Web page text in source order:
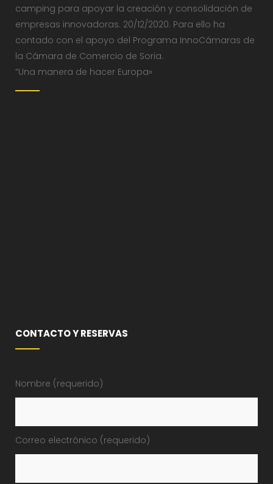
camping para apoyar la creación y consolidación de
empresas innovadoras. 20/12/2020. Para ello ha
contado con el apoyo del Programa InnoCámaras de
la Cámara de Comercio de Soria.
“Una manera de hacer Europa»
CONTACTO Y RESERVAS
Nombre (requerido)
Correo electrónico (requerido)